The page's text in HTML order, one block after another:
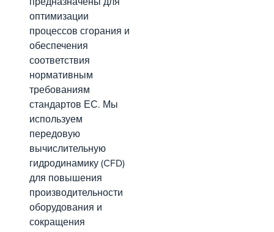
оптимизации
процессов сгорания и
обеспечения
соответствия
нормативным
требованиям
стандартов ЕС. Мы
используем
передовую
вычислительную
гидродинамику (CFD)
для повышения
производительности
оборудования и
сокращения